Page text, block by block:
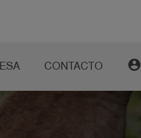
CONTACTO account_circle